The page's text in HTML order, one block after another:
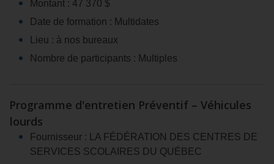
Montant : 47 370 $
Date de formation : Multidates
Lieu : à nos bureaux
Nombre de participants : Multiples
Programme d'entretien Préventif – Véhicules
lourds
Fournisseur : LA FÉDÉRATION DES CENTRES DE
SERVICES SCOLAIRES DU QUÉBEC